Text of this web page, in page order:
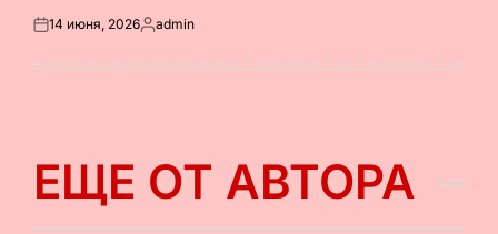
Опубликовано
14 июня, 2026Запись
admin
ЕЩЕ ОТ АВТОРА